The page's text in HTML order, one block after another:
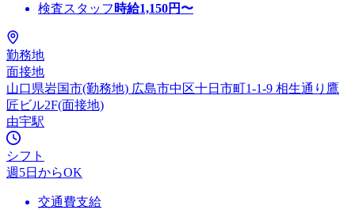
検査スタッフ 時給1,150円〜
勤務地
面接地
山口県岩国市(勤務地) 広島市中区十日市町1-1-9 相生通り鷹
匠ビル2F(面接地)
由宇駅
シフト
週5日からOK
交通費支給